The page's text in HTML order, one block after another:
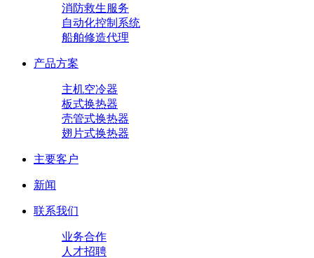
消防救生服务
自动化控制系统
船舶修造代理
产品方案
主机空冷器
板式换热器
壳管式换热器
翅片式换热器
主要客户
新闻
联系我们
业务合作
人才招聘